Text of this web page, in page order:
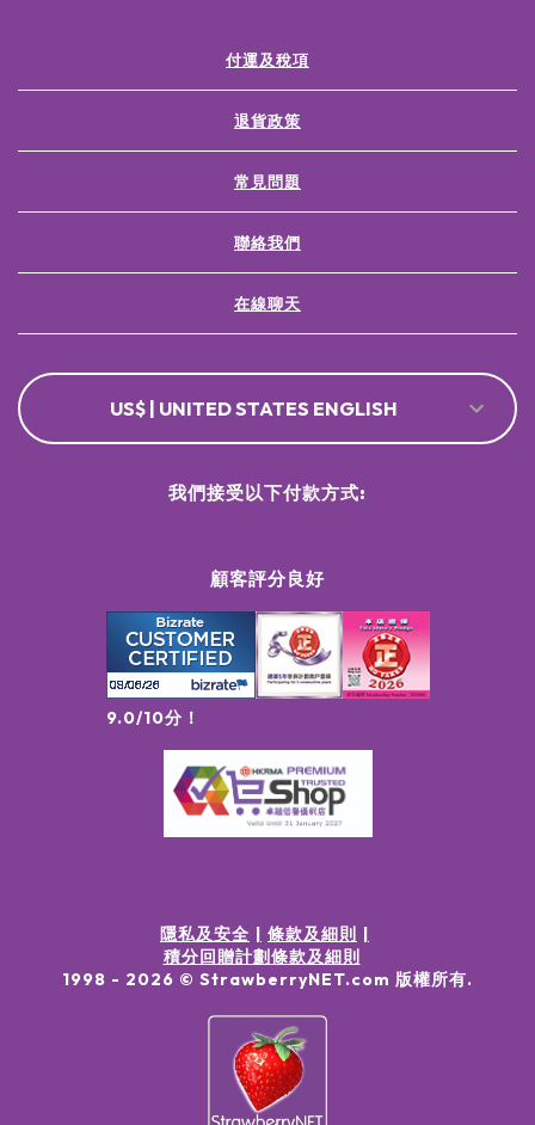
付運及稅項
退貨政策
常見問題
聯絡我們
在線聊天
US$ | UNITED STATES ENGLISH
顧客評分良好
9.0/10分！
我們接受以下付款方式:
隱私及安全
條款及細則
積分回贈計劃條款及細則
1998 - 2026 © StrawberryNET.com 版權所有.